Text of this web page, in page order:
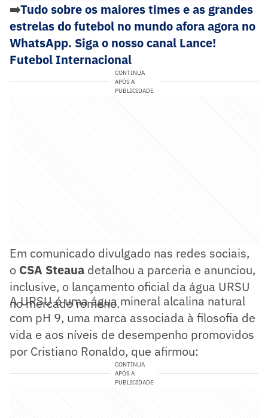
➡️Tudo sobre os maiores times e as grandes
estrelas do futebol no mundo afora agora no
WhatsApp. Siga o nosso canal Lance!
Futebol Internacional
CONTINUA
APÓS A
PUBLICIDADE
Em comunicado divulgado nas redes sociais,
o CSA Steaua detalhou a parceria e anunciou,
inclusive, o lançamento oficial da água URSU
no mercado romeno.
A URSU é uma água mineral alcalina natural
com pH 9, uma marca associada à filosofia de
vida e aos níveis de desempenho promovidos
por Cristiano Ronaldo, que afirmou:
CONTINUA
APÓS A
PUBLICIDADE